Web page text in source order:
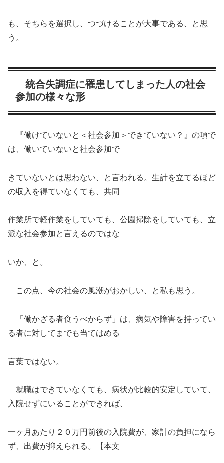
も、そちらを選択し、つづけることが大事である、と思
う。
統合失調症に罹患してしまった人の社会
参加の様々な形
『働けていないと＜社会参加＞できていない？』の項で
は、働いていないと社会参加で
きていないとは思わない、と言われる。生計を立てるほど
の収入を得ていなくても、共同
作業所で軽作業をしていても、公園掃除をしていても、立
派な社会参加と言えるのではな
いか、と。
この点、今の社会の風潮がおかしい、と私も思う。
「働かざる者食うべからず」は、病気や障害を持ってい
る者に対してまでも当てはめる
言葉ではない。
就職はできていなくても、病状が比較的安定していて、
入院せずにいることができれば、
一ヶ月あたり２０万円前後の入院費が、家計の負担になら
ず、出費が抑えられる。【本文